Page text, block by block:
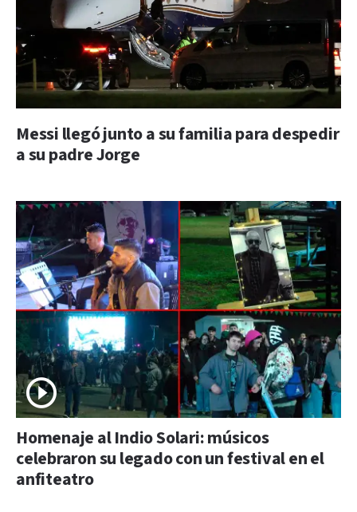
Messi llegó junto a su familia para despedir
a su padre Jorge
Homenaje al Indio Solari: músicos
celebraron su legado con un festival en el
anfiteatro